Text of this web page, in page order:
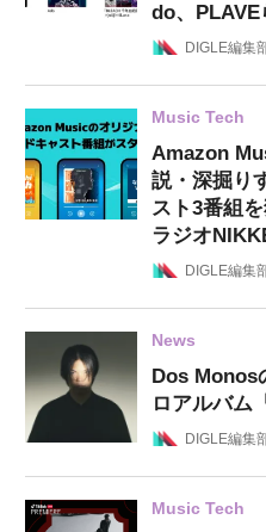
do、PLAVE
DIGLE編集
Music Tech
Amazon
説・深掘り
スト3番組
ラジオ
DIGLE編集
News
Dos Monos
ロアルバム
DIGLE編集
Music Tech